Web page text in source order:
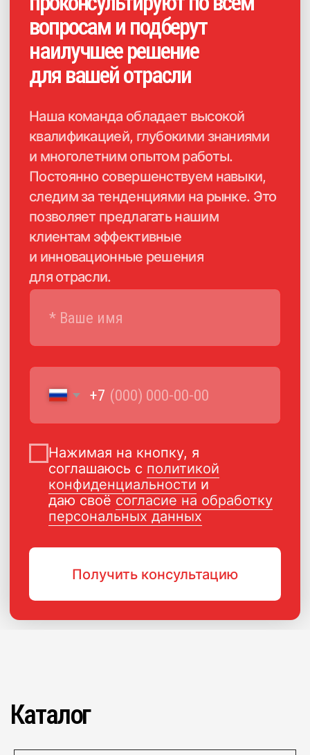
Нажимая на кнопку, я
соглашаюсь с
политикой
конфиденциальности и
даю своё
согласие на обработку
персональных данных
Каталог